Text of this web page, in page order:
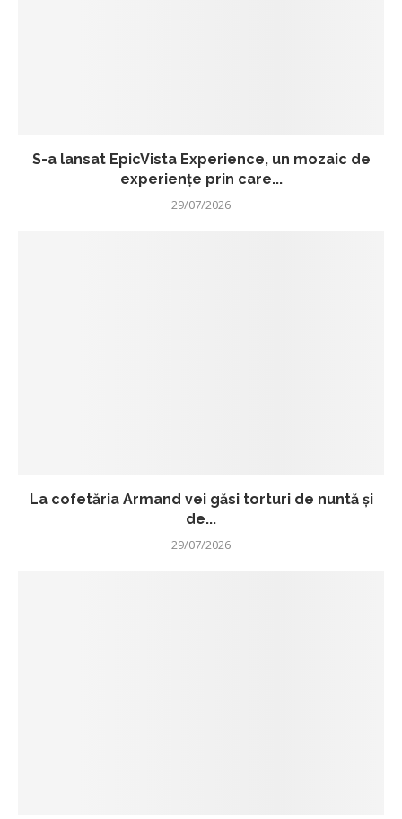
S-a lansat EpicVista Experience, un mozaic de
experiențe prin care...
29/07/2026
La cofetăria Armand vei găsi torturi de nuntă și
de...
29/07/2026